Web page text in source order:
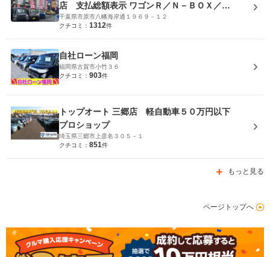
店 支払総額表示 ワゴンＲ／Ｎ－ＢＯＸ／ス
ペーシア／デイズ
千葉県市原市八幡海岸通１９６９－１２
クチコミ： 1312件
自社ローン福岡
福岡県古賀市小竹３６
クチコミ： 903件
トップオート 三郷店 軽自動車５０万円以下
プロショップ
埼玉県三郷市上彦名３０５－１
クチコミ： 851件
もっと見る
ページトップへ